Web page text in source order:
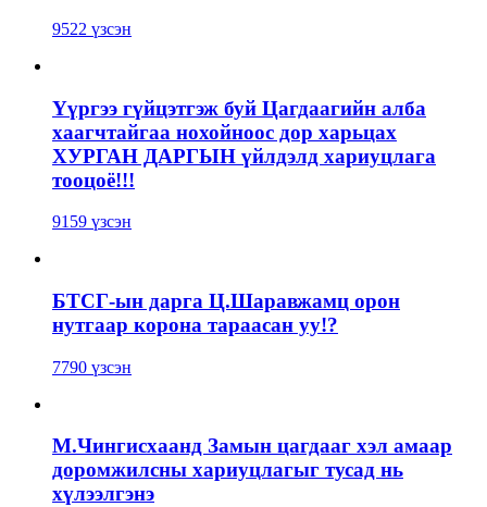
9522 үзсэн
Үүргээ гүйцэтгэж буй Цагдаагийн алба
хаагчтайгаа нохойноос дор харьцах
ХУРГАН ДАРГЫН үйлдэлд хариуцлага
тооцоё!!!
9159 үзсэн
БТСГ-ын дарга Ц.Шаравжамц орон
нутгаар корона тараасан уу!?
7790 үзсэн
М.Чингисхаанд Замын цагдааг хэл амаар
доромжилсны хариуцлагыг тусад нь
хүлээлгэнэ